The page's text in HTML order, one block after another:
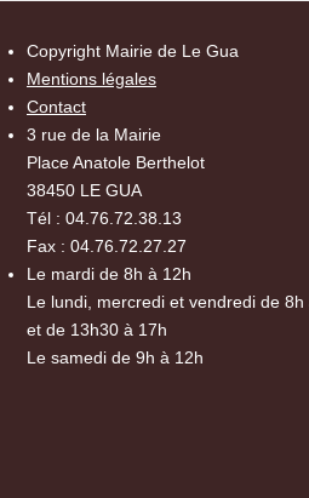
Copyright Mairie de Le Gua
Mentions légales
Contact
3 rue de la Mairie
Place Anatole Berthelot
38450 LE GUA
Tél : 04.76.72.38.13
Fax : 04.76.72.27.27
Le mardi de 8h à 12h
Le lundi, mercredi et vendredi de 8h
et de 13h30 à 17h
Le samedi de 9h à 12h